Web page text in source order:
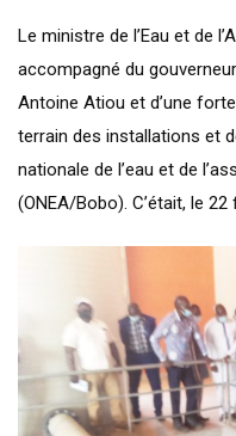
Le ministre de l’Eau et de
accompagné du
Antoine Atiou et d’une
terrain des installations et
nationale de l’eau et de
(ONEA/Bobo). C’était, le 22